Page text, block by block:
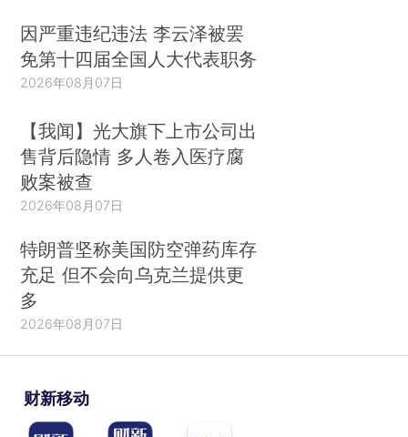
因严重违纪违法 李云泽被罢
免第十四届全国人大代表职务
2026年08月07日
【我闻】光大旗下上市公司出
售背后隐情 多人卷入医疗腐
败案被查
2026年08月07日
特朗普坚称美国防空弹药库存
充足 但不会向乌克兰提供更
多
2026年08月07日
财新移动